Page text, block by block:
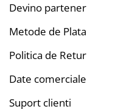
Devino partener
Metode de Plata
Politica de Retur
Date comerciale
Suport clienti